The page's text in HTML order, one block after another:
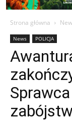
Strona główna
News POLICJA